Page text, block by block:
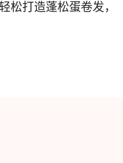
松打造蓬松蛋卷发，